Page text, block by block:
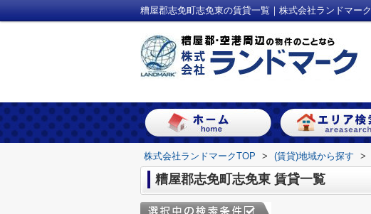
糟屋郡志免町志免東の賃貸一覧｜株式会社ランドマーク
株式会社ランドマークTOP > (賃貸)地域から探す >
糟屋郡志免町志免東 賃貸一覧